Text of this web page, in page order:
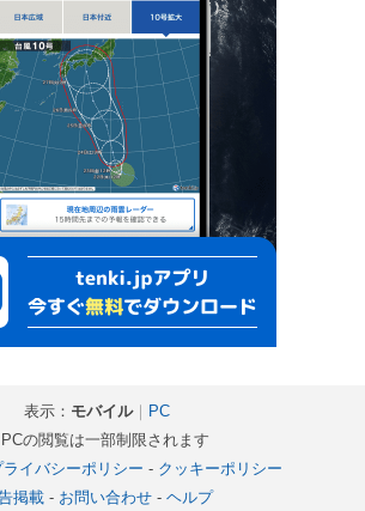
表示： モバイル｜ PC
の閲覧は一部制限されます
ライバシーポリシー - クッキーポリシー
掲載- お問い合わせ- ヘルプ